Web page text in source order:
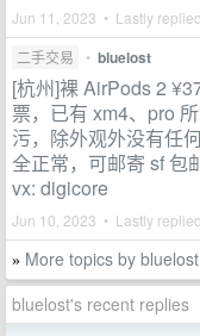
Jun 11, 2023 • Lastly
二手交易 • bluelost
[杭州]裸 AirPods 2
票，已有 xm4、pro
污，除外观外没有任
全正常，可邮寄 sf 包
vx: digicore
Jun 10, 2023 • Lastly
» More topics by bluelost
bluelost's recent replies